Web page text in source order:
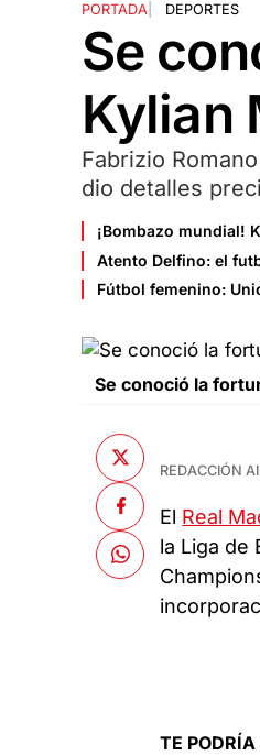
PORTADA| DEPORTES
Se
Kylian
Fabrizio
dio detalles
¡Bombazo mundial!
Atento Delfino: el
Fútbol femenino:
Se conoció la
REDACCIÓN
El Real
la Liga de
TE